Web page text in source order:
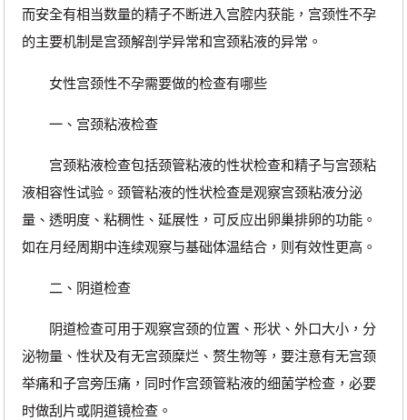
而安全有相当数量的精子不断进入宫腔内获能，宫颈性不孕
的主要机制是宫颈解剖学异常和宫颈粘液的异常。
女性宫颈性不孕需要做的检查有哪些
一、宫颈粘液检查
宫颈粘液检查包括颈管粘液的性状检查和精子与宫颈粘
液相容性试验。颈管粘液的性状检查是观察宫颈粘液分泌
量、透明度、粘稠性、延展性，可反应出卵巢排卵的功能。
如在月经周期中连续观察与基础体温结合，则有效性更高。
二、阴道检查
阴道检查可用于观察宫颈的位置、形状、外口大小，分
泌物量、性状及有无宫颈糜烂、赘生物等，要注意有无宫颈
举痛和子宫旁压痛，同时作宫颈管粘液的细菌学检查，必要
时做刮片或阴道镜检查。